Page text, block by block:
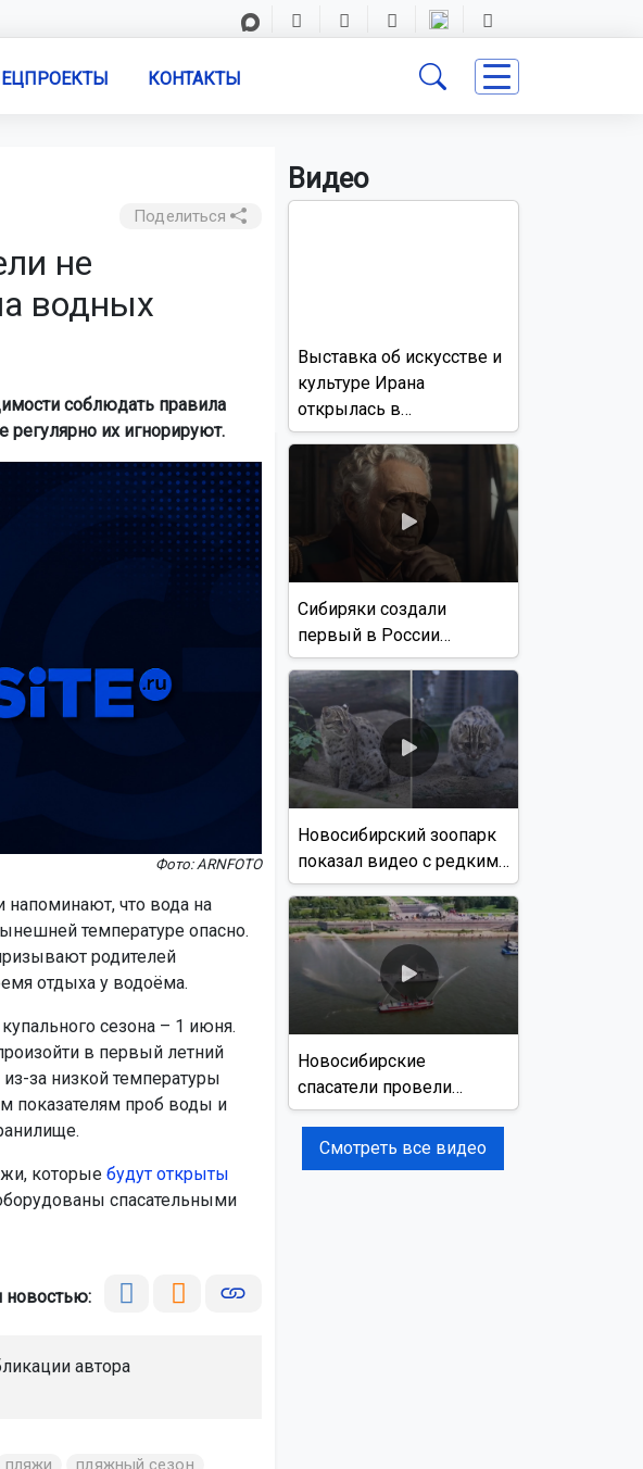
КОНТАКТЫ
Поделиться
не
водных
соблюдать правила
их игнорируют.
Фото: ARNFOTO
что вода на
температуре опасно.
родителей
отдыха у водоёма.
сезона – 1 июня.
в первый летний
за низкой температуры
показателям проб воды и
которые будут открыты
спасательными
новостью:
автора
пляжи
пляжный сезон
Видео
Выставка об искусстве и
культуре Ирана
открылась в
Новосибирске
Сибиряки создали
первый в России
документальный фильм
с использованием ИИ
Новосибирский зоопарк
показал видео с редким
виверровым котом
Новосибирские
спасатели провели
учения на реке Обь
Смотреть все видео